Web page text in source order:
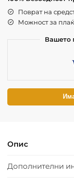
Поврат на
Можност за
Вашето
Опис
Дополнителни